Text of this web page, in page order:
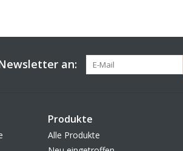
an:
Produkte
Alle Produkte